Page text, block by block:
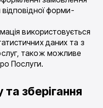
форми-
використовується
даних та з
також можливе
Послуги.
зберігання